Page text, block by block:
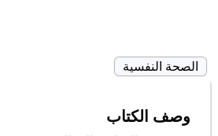
الصحة النفسية
وصف الكتاب